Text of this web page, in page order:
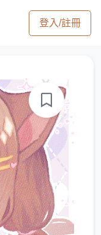
登入/註冊